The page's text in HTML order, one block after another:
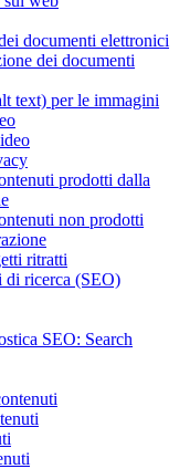
documenti elettronici
dei documenti
text) per le immagini
prodotti dalla
non prodotti
ritratti
di ricerca (SEO)
SEO: Search